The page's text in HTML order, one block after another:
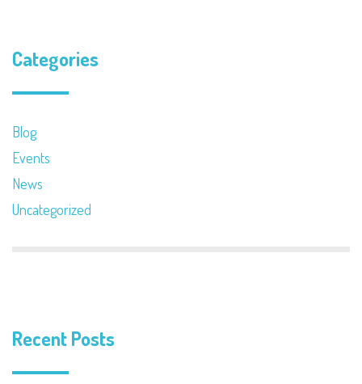
Categories
Blog
Events
News
Uncategorized
Recent Posts